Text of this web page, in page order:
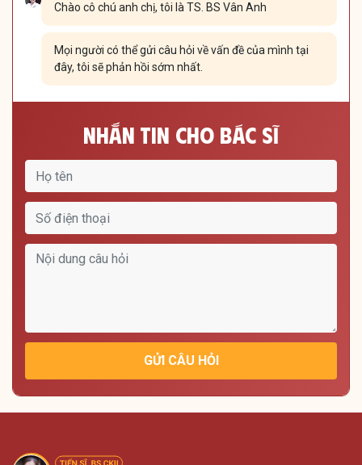
Chào cô chú anh chị, tôi là TS. BS Vân Anh
Mọi người có thể gửi câu hỏi về vấn đề của mình tại
đây, tôi sẽ phản hồi sớm nhất.
Nhắn Tin Cho Bác Sĩ
GỬI CÂU HỎI